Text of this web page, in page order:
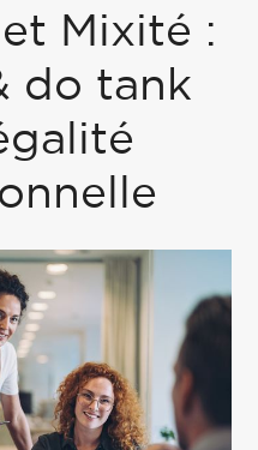
Mixité :
do tank